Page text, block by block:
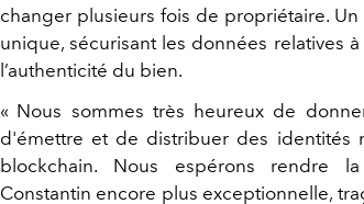
changer plusieurs fois de propriétaire.
unique, sécurisant les données relatives
l’authenticité du bien.
« Nous sommes très heureux de
d'émettre et de distribuer des identités
blockchain. Nous espérons rendre
Constantin encore plus exceptionnelle,